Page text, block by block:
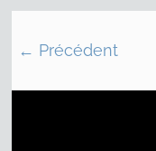
← Précédent